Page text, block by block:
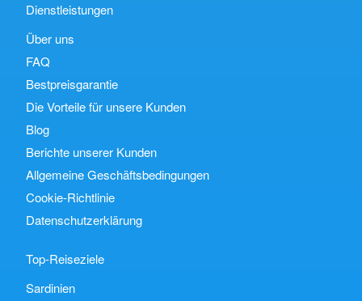
Dienstleistungen
Über uns
FAQ
Bestpreisgarantie
Die Vorteile für unsere Kunden
Blog
Berichte unserer Kunden
Allgemeine Geschäftsbedingungen
Cookie-Richtlinie
Datenschutzerklärung
Top-Reiseziele
Sardinien